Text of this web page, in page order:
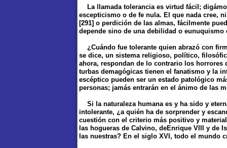
La llamada tolerancia es virtud fácil;
escepticismo o de fe nula. El que nada cree,
[291] o perdición de las almas, fácilmente
depende sino de una debilidad o eunuquismo
¿Cuándo fue tolerante quien abrazó con
se dice, un sistema religioso, político,
ahora, respondan de lo contrario los horrores
turbas demagógicas tienen el fanatismo y la
escéptico pueden ser un estado patológico
personas; jamás entrarán en el ánimo de las
Si la naturaleza humana es y ha sido y
intolerante, ¿a quién ha de sorprender y
cuestión con el criterio más positivo y
las hogueras de Calvino, deEnrique VIII y de
las nuestras? En el siglo XVI, todo el mundo